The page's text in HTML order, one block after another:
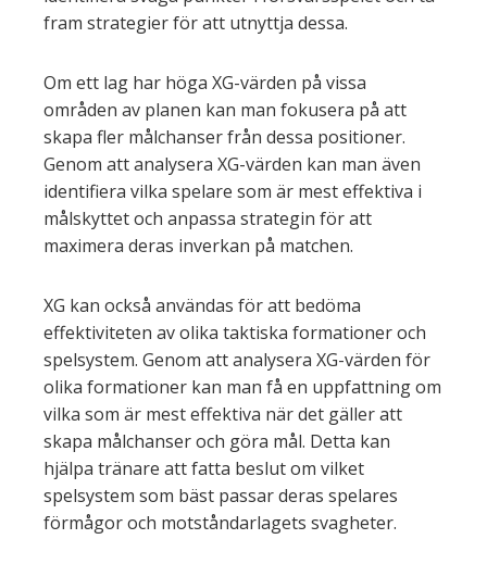
fram strategier för att utnyttja dessa.
Om ett lag har höga XG-värden på vissa
områden av planen kan man fokusera på att
skapa fler målchanser från dessa positioner.
Genom att analysera XG-värden kan man även
identifiera vilka spelare som är mest effektiva i
målskyttet och anpassa strategin för att
maximera deras inverkan på matchen.
XG kan också användas för att bedöma
effektiviteten av olika taktiska formationer och
spelsystem. Genom att analysera XG-värden för
olika formationer kan man få en uppfattning om
vilka som är mest effektiva när det gäller att
skapa målchanser och göra mål. Detta kan
hjälpa tränare att fatta beslut om vilket
spelsystem som bäst passar deras spelares
förmågor och motståndarlagets svagheter.